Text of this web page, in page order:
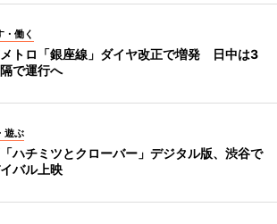
・働く
トロ「銀座線」ダイヤ改正で増発 日中は3
で運行へ
遊ぶ
ハチミツとクローバー」デジタル版、渋谷で
バル上映